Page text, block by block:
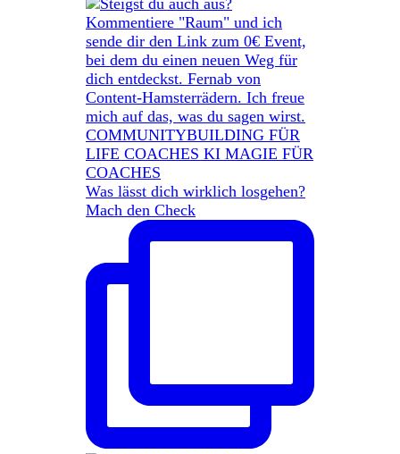
Was lässt dich wirklich losgehen?
Mach den Check